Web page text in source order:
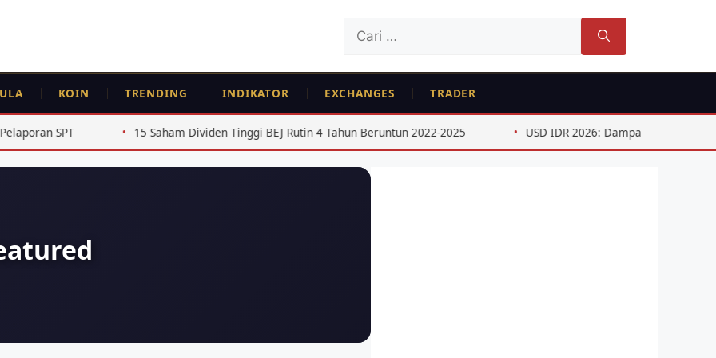
Cari
KOIN TRENDING INDIKATOR EXCHANGES TRADER
15 Saham Dividen Tinggi BEJ Rutin 4 Tahun Beruntun 2022-2025 USD IDR 2026: Dampak Kebijakan The Fed Paruh